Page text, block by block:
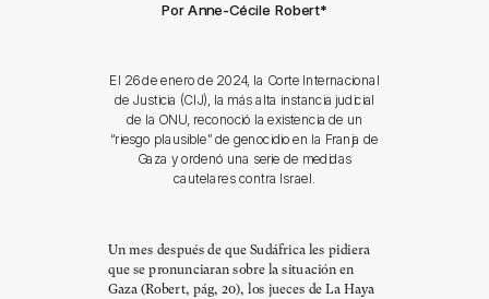
Por Anne-Cécile Robert*
El 26 de enero de 2024, la Corte Internacional
de Justicia (CIJ), la más alta instancia judicial
de la ONU, reconoció la existencia de un
“riesgo plausible” de genocidio en la Franja de
Gaza y ordenó una serie de medidas
cautelares contra Israel.
Un mes después de que Sudáfrica les pidiera
que se pronunciaran sobre la situación en
Gaza (Robert, pág, 20), los jueces de La Haya